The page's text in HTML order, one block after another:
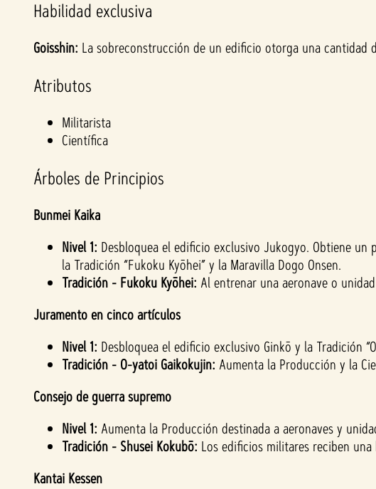
Habilidad exclusiva
Goisshin: La sobreconstrucción de un edificio otorga una cantidad
Atributos
Militarista
Científica
Árboles de Principios
Bunmei Kaika
Nivel 1: Desbloquea el edificio exclusivo Jukogyo. Obtiene
la Tradición “Fukoku Kyōhei” y la Maravilla Dogo Onsen.
Tradición - Fukoku Kyōhei: Al entrenar una aeronave o
Juramento en cinco artículos
Nivel 1: Desbloquea el edificio exclusivo Ginkō y la Tradición
Tradición - O-yatoi Gaikokujin: Aumenta la Producción y la
Consejo de guerra supremo
Nivel 1: Aumenta la Producción destinada a aeronaves y
Tradición - Shusei Kokubō: Los edificios militares reciben
Kantai Kessen